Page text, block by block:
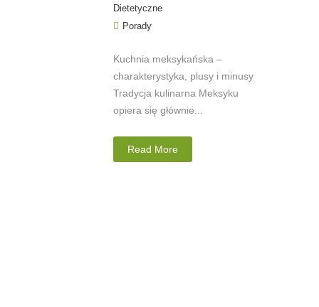
Dietetyczne
Porady
Kuchnia meksykańska –
charakterystyka, plusy i minusy
Tradycja kulinarna Meksyku
opiera się głównie...
Read More